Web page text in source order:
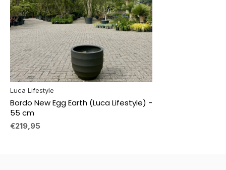
Luca Lifestyle
Bordo New Egg Earth (Luca Lifestyle) -
55 cm
€219,95